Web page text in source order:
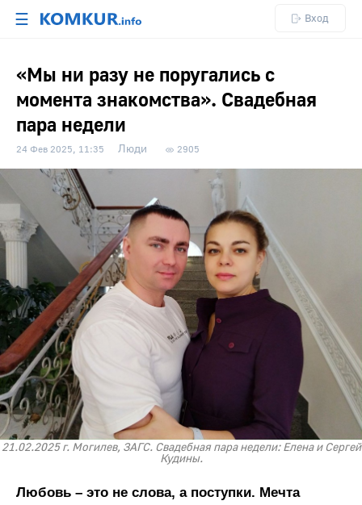
☰ Вход
«Мы ни разу не поругались с
момента знакомства». Свадебная
пара недели
24 Фев 2025, 11:35 Люди 2905
21.02.2025 г. Могилев, ЗАГС. Свадебная пара недели: Елена и Сергей
Кудины.
Любовь – это не слова, а поступки. Мечта